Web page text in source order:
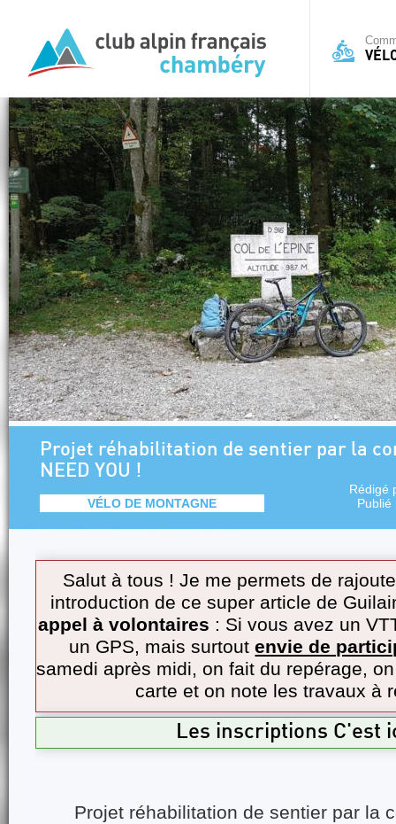
Projet réhabilitation de sentier par la
NEED YOU !
VÉLO DE MONTAGNE
Rédigé
Salut à tous ! Je me permets de
introduction de ce super article de
appel à volontaires : Si vous avez un
un GPS, mais surtoutenvie de
samedi après midi, on fait du repérage,
carte et on note les travaux à
Les inscriptions C'est
Projet réhabilitation de sentier par la